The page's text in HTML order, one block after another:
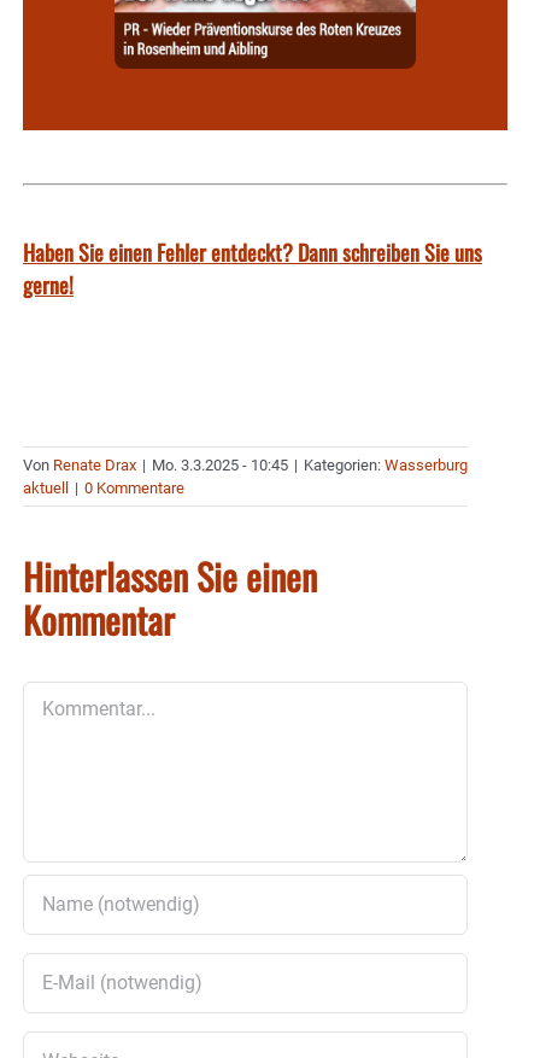
Haben Sie einen Fehler entdeckt? Dann schreiben Sie uns
gerne!
Von Renate Drax | Mo. 3.3.2025 - 10:45 | Kategorien: Wasserburg
aktuell | 0 Kommentare
Hinterlassen Sie einen
Kommentar